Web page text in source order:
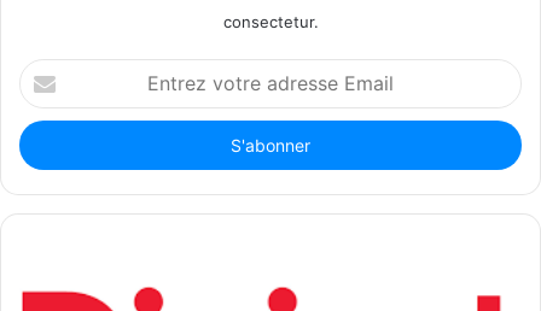
consectetur.
Entrez
votre
adresse
Email